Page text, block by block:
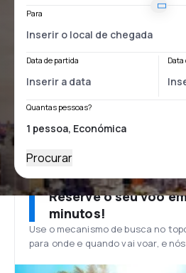
Para
Data de partida
Quantas pessoas?
Procurar
Reserve o seu voo
minutos!
Use o mecanismo de busca no
para onde e quando vai voar, e